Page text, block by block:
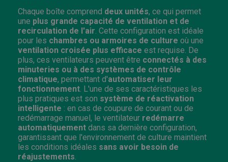
Chaque boîte comprend deux unités, ce qui permet
une plus grande capacité de ventilation et de
recirculation de l'air . Cette configuration est idéale
pour les chambres ou armoires de culture où une
ventilation croisée plus efficace est requise. De
plus, ces ventilateurs peuvent être connectés à des
minuteries ou à des systèmes de contrôle
climatique, permettant d'automatiser leur
fonctionnement . L'une de ses caractéristiques les
plus pratiques est son système de réactivation
intelligente : en cas de coupure de courant ou de
redémarrage manuel, le ventilateur redémarre
automatiquement dans sa dernière configuration,
garantissant que l'environnement de culture maintient
les conditions idéales sans avoir besoin de
réajustements